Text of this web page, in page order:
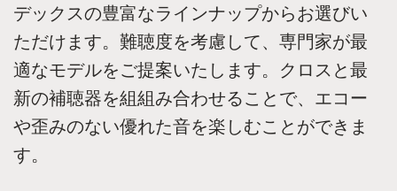
デックスの豊富なラインナップからお選びい
ただけます。難聴度を考慮して、専門家が最
適なモデルをご提案いたします。クロスと最
新の補聴器を組組み合わせることで、エコー
や歪みのない優れた音を楽しむことができま
す。